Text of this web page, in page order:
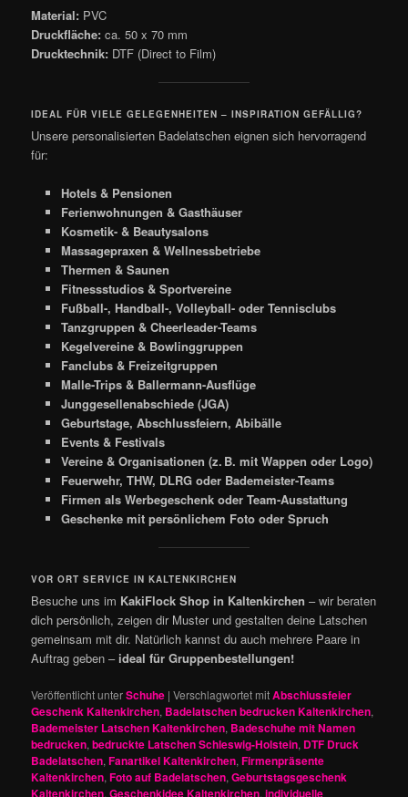
Material: PVC
Druckfläche: ca. 50 x 70 mm
Drucktechnik: DTF (Direct to Film)
IDEAL FÜR VIELE GELEGENHEITEN – INSPIRATION GEFÄLLIG?
Unsere personalisierten Badelatschen eignen sich hervorragend
für:
Hotels & Pensionen
Ferienwohnungen & Gasthäuser
Kosmetik- & Beautysalons
Massagepraxen & Wellnessbetriebe
Thermen & Saunen
Fitnessstudios & Sportvereine
Fußball-, Handball-, Volleyball- oder Tennisclubs
Tanzgruppen & Cheerleader-Teams
Kegelvereine & Bowlinggruppen
Fanclubs & Freizeitgruppen
Malle-Trips & Ballermann-Ausflüge
Junggesellenabschiede (JGA)
Geburtstage, Abschlussfeiern, Abibälle
Events & Festivals
Vereine & Organisationen (z. B. mit Wappen oder Logo)
Feuerwehr, THW, DLRG oder Bademeister-Teams
Firmen als Werbegeschenk oder Team-Ausstattung
Geschenke mit persönlichem Foto oder Spruch
VOR ORT SERVICE IN KALTENKIRCHEN
Besuche uns im KakiFlock Shop in Kaltenkirchen – wir beraten
dich persönlich, zeigen dir Muster und gestalten deine Latschen
gemeinsam mit dir. Natürlich kannst du auch mehrere Paare in
Auftrag geben – ideal für Gruppenbestellungen!
Veröffentlicht unterSchuhe |Verschlagwortet mitAbschlussfeier
Geschenk Kaltenkirchen, Badelatschen bedrucken Kaltenkirchen,
Bademeister Latschen Kaltenkirchen, Badeschuhe mit Namen
bedrucken,bedruckte Latschen Schleswig-Holstein, DTF Druck
Badelatschen,Fanartikel Kaltenkirchen,Firmenpräsente
Kaltenkirchen,Foto auf Badelatschen,Geburtstagsgeschenk
Kaltenkirchen,Geschenkidee Kaltenkirchen,individuelle